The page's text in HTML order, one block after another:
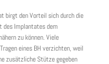
birgt den Vorteil sich durch die
des Implantates dem
zu können. Viele
eines BH verzichten, weil
zusätzliche Stütze gegeben